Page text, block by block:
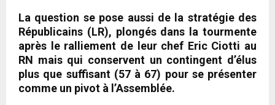
La question se pose aussi de la stratégie des
Républicains (LR), plongés dans la tourmente
après le ralliement de leur chef Eric Ciotti au
RN mais qui conservent un contingent d’élus
plus que suffisant (57 à 67) pour se présenter
comme un pivot à l’Assemblée.